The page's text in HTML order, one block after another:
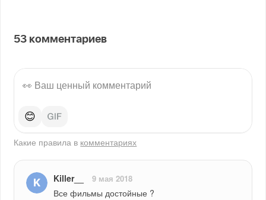
53 комментариев
😊
Какие правила в комментариях
Killer__ 9 мая 2018
Все фильмы достойные ?